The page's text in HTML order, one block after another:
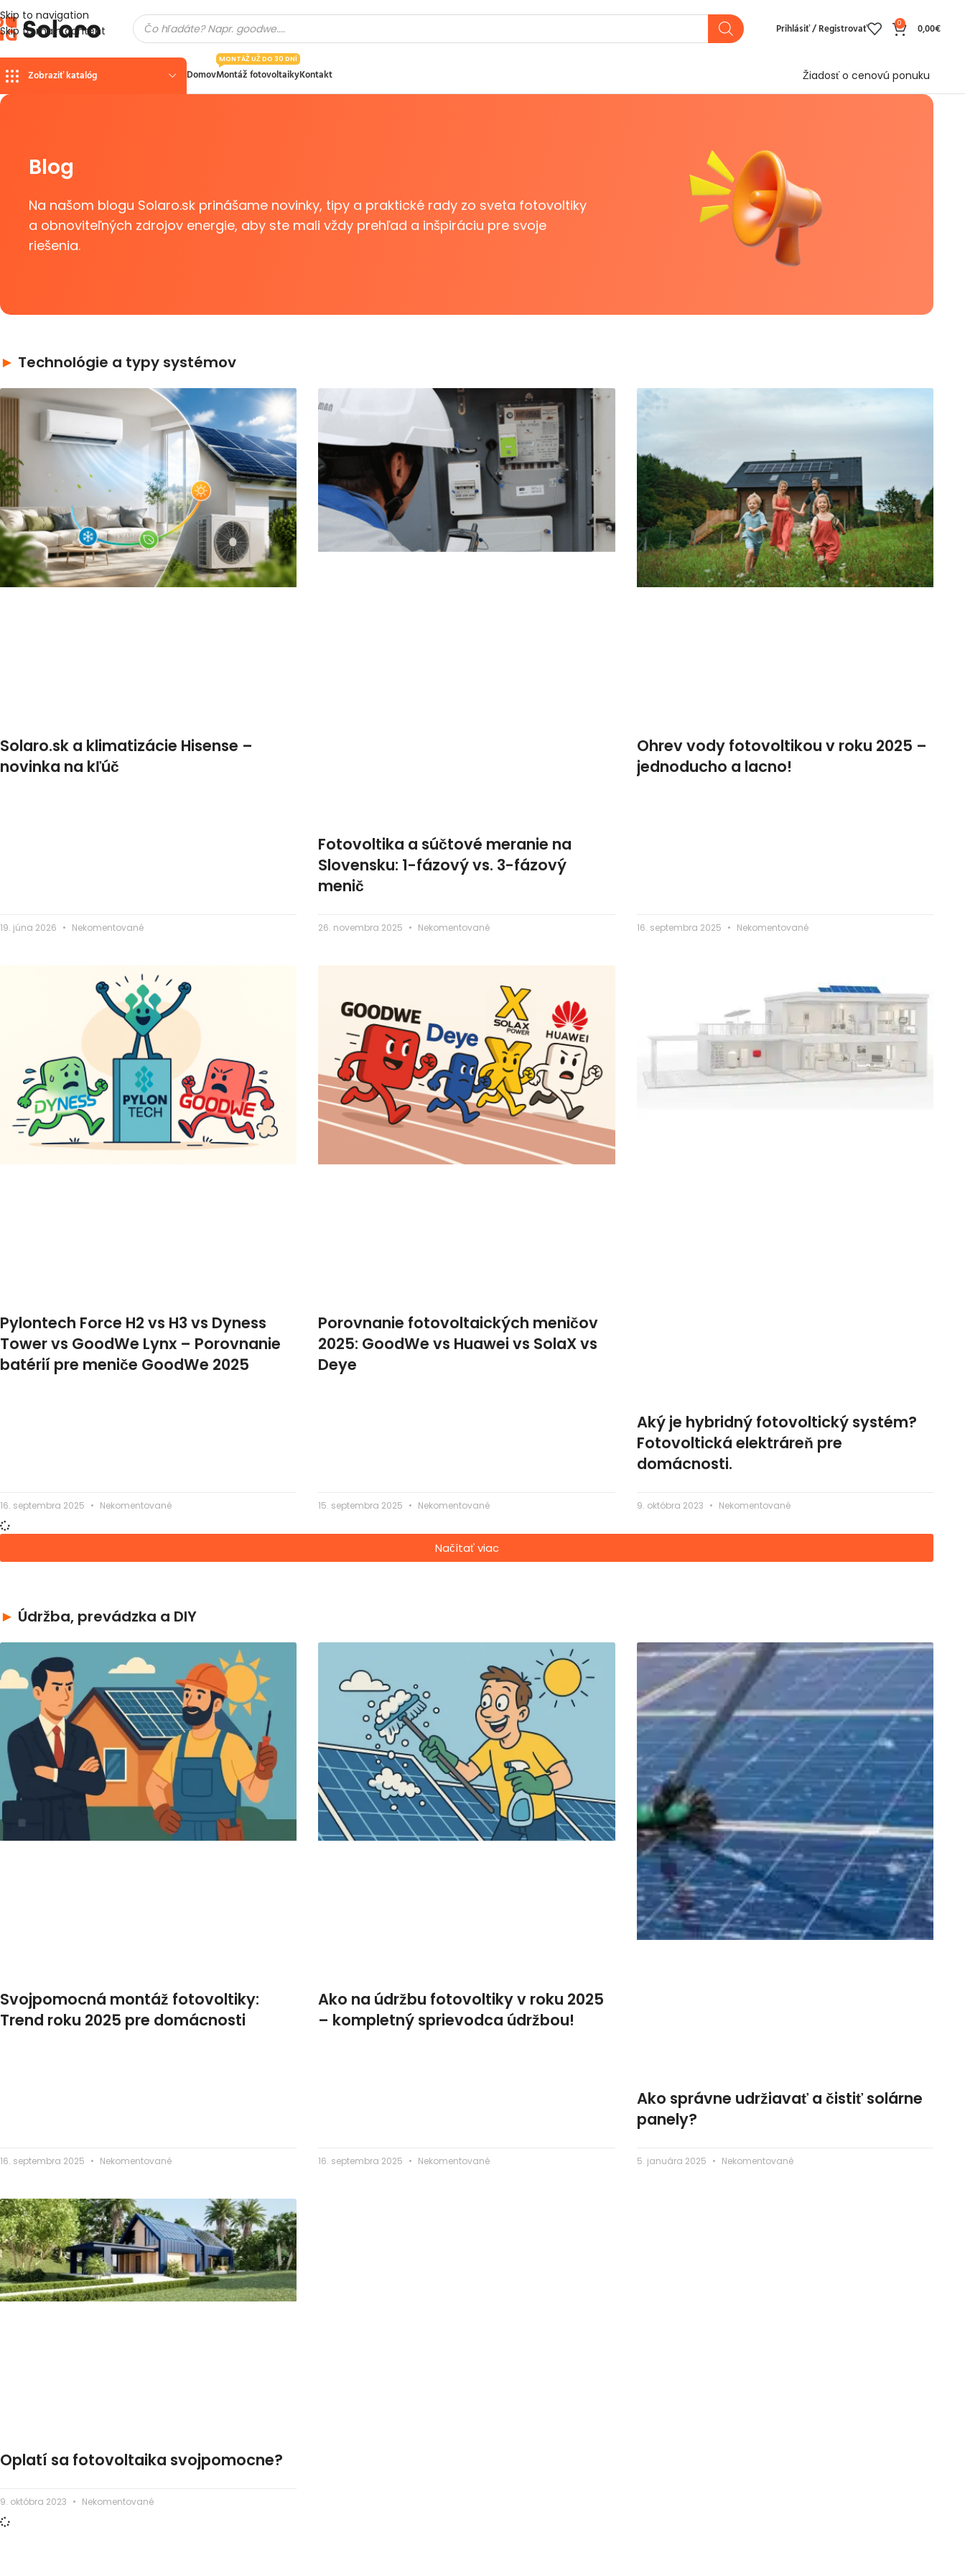
Skip to navigation
Skip to main content
Prihlásiť / Registrovať 0 0,00€
Zobraziť katalóg DomovMontáž fotovoltaiky
MONTÁŽ UŽ DO 30 DNÍ
Kontakt Žiadosť o cenovú ponuku
Blog
Na našom blogu Solaro.sk prinášame novinky, tipy a praktické rady zo sveta fotovoltiky
a obnoviteľných zdrojov energie, aby ste mali vždy prehľad a inšpiráciu pre svoje
riešenia.
► Technológie a typy systémov
Solaro.sk a klimatizácie Hisense –
novinka na kľúč
19. júna 2026 Nekomentované
Fotovoltika a súčtové meranie na
Slovensku: 1-fázový vs. 3-fázový
menič
26. novembra 2025 Nekomentované
Ohrev vody fotovoltikou v roku 2025 –
jednoducho a lacno!
16. septembra 2025 Nekomentované
Pylontech Force H2 vs H3 vs Dyness
Tower vs GoodWe Lynx – Porovnanie
batérií pre meniče GoodWe 2025
16. septembra 2025 Nekomentované
Porovnanie fotovoltaických meničov
2025: GoodWe vs Huawei vs SolaX vs
Deye
15. septembra 2025 Nekomentované
Aký je hybridný fotovoltický systém?
Fotovoltická elektráreň pre
domácnosti.
9. októbra 2023 Nekomentované
Načítať viac
► Údržba, prevádzka a DIY
Svojpomocná montáž fotovoltiky:
Trend roku 2025 pre domácnosti
16. septembra 2025 Nekomentované
Ako na údržbu fotovoltiky v roku 2025
– kompletný sprievodca údržbou!
16. septembra 2025 Nekomentované
Ako správne udržiavať a čistiť solárne
panely?
5. januára 2025 Nekomentované
Oplatí sa fotovoltaika svojpomocne?
9. októbra 2023 Nekomentované